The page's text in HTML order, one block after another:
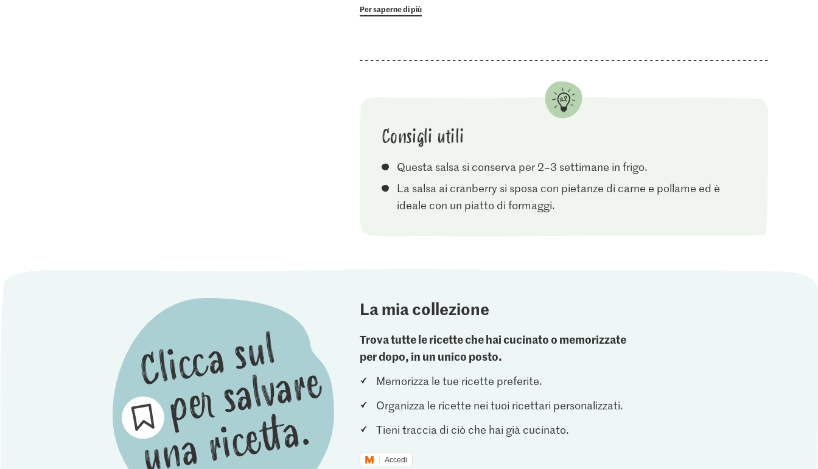
Per saperne di più
Consigli utili
Questa salsa si conserva per 2–3 settimane in frigo.
La salsa ai cranberry si sposa con pietanze di carne e pollame ed è
ideale con un piatto di formaggi.
La mia collezione
Trova tutte le ricette che hai cucinato o memorizzate
per dopo, in un unico posto.
Memorizza le tue ricette preferite.
Organizza le ricette nei tuoi ricettari personalizzati.
Tieni traccia di ciò che hai già cucinato.
Accedi